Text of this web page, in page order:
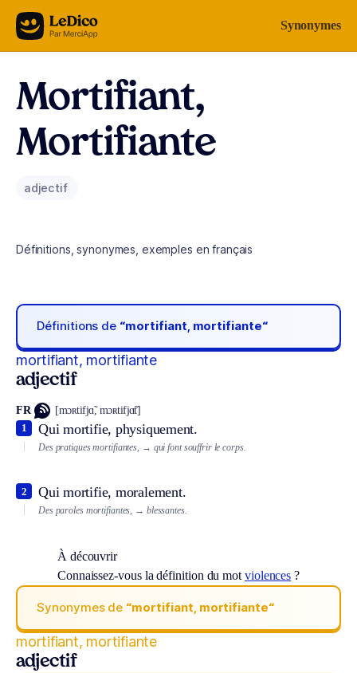
Aller au contenu Synonymes
Mortifiant,
Mortifiante
adjectif
Définitions, synonymes, exemples en français
Définitions de “mortifiant, mortifiante“
mortifiant, mortifiante
adjectif
FR [mɔʀtifjɑ̃, mɔʀtifjɑ̃t]
Qui mortifie, physiquement.
1
Des pratiques mortifiantes, → qui font souffrir le corps.
Qui mortifie, moralement.
2
Des paroles mortifiantes, → blessantes.
À découvrir
Connaissez-vous la définition du mot violences ?
Synonymes de “mortifiant, mortifiante“
mortifiant, mortifiante
adjectif